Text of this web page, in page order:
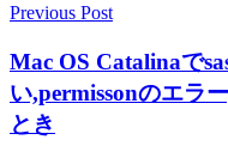
投
稿
ナ
ビ
Previous Post
Mac OS Catalinaで
い,permissonのエラ
とき